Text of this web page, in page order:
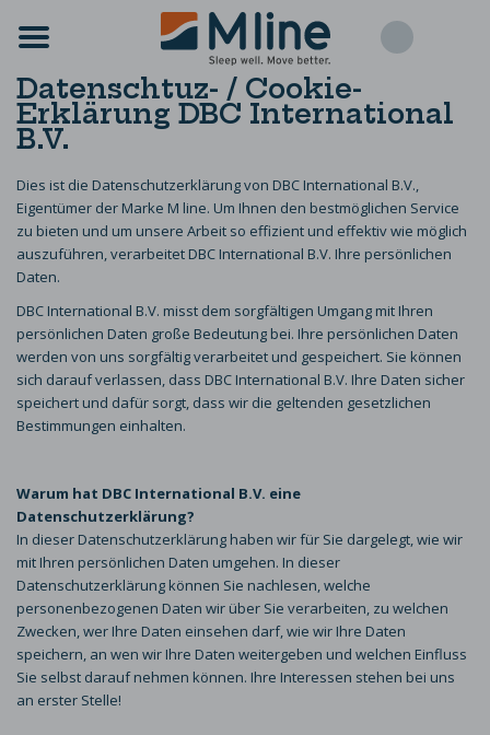
Datenschtuz- / Cookie-
Erklärung DBC International
B.V.
Dies ist die Datenschutzerklärung von DBC International B.V.,
Eigentümer der Marke M line. Um Ihnen den bestmöglichen Service
zu bieten und um unsere Arbeit so effizient und effektiv wie möglich
auszuführen, verarbeitet DBC International B.V. Ihre persönlichen
Daten.
DBC International B.V. misst dem sorgfältigen Umgang mit Ihren
persönlichen Daten große Bedeutung bei. Ihre persönlichen Daten
werden von uns sorgfältig verarbeitet und gespeichert. Sie können
sich darauf verlassen, dass DBC International B.V. Ihre Daten sicher
speichert und dafür sorgt, dass wir die geltenden gesetzlichen
Bestimmungen einhalten.
Warum hat DBC International B.V. eine
Datenschutzerklärung?
In dieser Datenschutzerklärung haben wir für Sie dargelegt, wie wir
mit Ihren persönlichen Daten umgehen. In dieser
Datenschutzerklärung können Sie nachlesen, welche
personenbezogenen Daten wir über Sie verarbeiten, zu welchen
Zwecken, wer Ihre Daten einsehen darf, wie wir Ihre Daten
speichern, an wen wir Ihre Daten weitergeben und welchen Einfluss
Sie selbst darauf nehmen können. Ihre Interessen stehen bei uns
an erster Stelle!